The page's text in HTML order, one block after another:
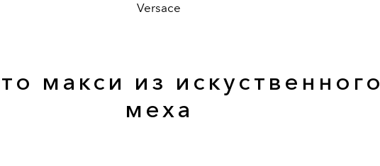
Versace
макси из искуственного
меха